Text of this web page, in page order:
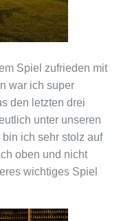
Spiel zufrieden mit
war ich super
den letzten drei
unter unseren
ich sehr stolz auf
oben und nicht
wichtiges Spiel